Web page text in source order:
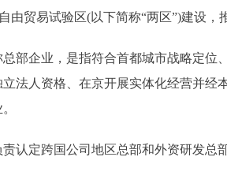
由贸易试验区(以下简称“两区”)建设，
部企业，是指符合首都城市战略定位
法人资格、在京开展实体化经营并
认定跨国公司地区总部和外资研发总部